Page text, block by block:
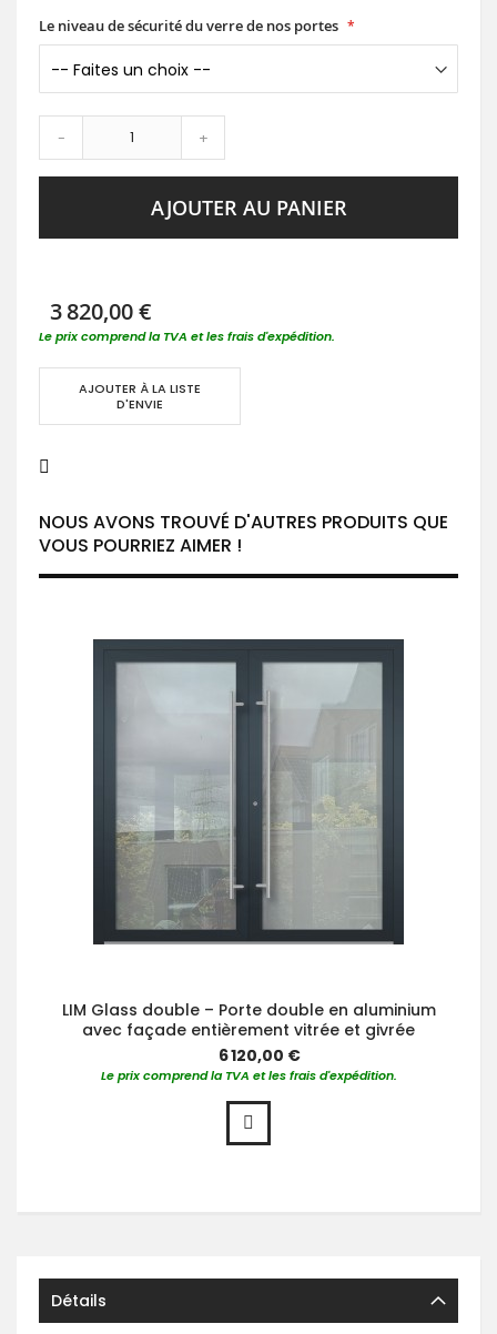
Le niveau de sécurité du verre de nos portes
- +
AJOUTER AU PANIER
3 820,00 €
Le prix comprend la TVA et les frais d'expédition.
AJOUTER À LA LISTE
D'ENVIE
NOUS AVONS TROUVÉ D'AUTRES PRODUITS QUE
VOUS POURRIEZ AIMER !
LIM Glass double – Porte double en aluminium
avec façade entièrement vitrée et givrée
6 120,00 €
Le prix comprend la TVA et les frais d'expédition.
Détails